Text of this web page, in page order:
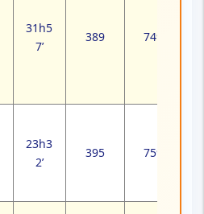
31h5
7’
389 749
23h3
2’
395 759